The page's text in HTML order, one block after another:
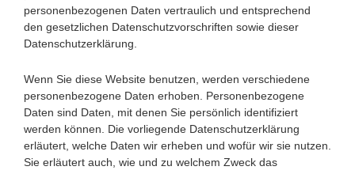
personenbezogenen Daten vertraulich und entsprechend
den gesetzlichen Datenschutzvorschriften sowie dieser
Datenschutzerklärung.
Wenn Sie diese Website benutzen, werden verschiedene
personenbezogene Daten erhoben. Personenbezogene
Daten sind Daten, mit denen Sie persönlich identifiziert
werden können. Die vorliegende Datenschutzerklärung
erläutert, welche Daten wir erheben und wofür wir sie nutzen.
Sie erläutert auch, wie und zu welchem Zweck das